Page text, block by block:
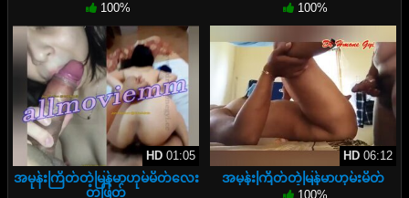
100% 100%
HD01:05
အမုန်းကြိတ်တဲ့မြန်မာဟုမ်မိတ်လေး
တဖြတ်
HD06:12
အမုန်းကြိတ်တဲ့မြန်မာဟုမ်းမိတ်
100%